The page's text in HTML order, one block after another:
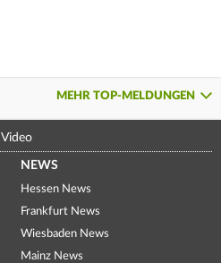
MEHR TOP-MELDUNGEN
Video
NEWS
Hessen News
Frankfurt News
Wiesbaden News
Mainz News